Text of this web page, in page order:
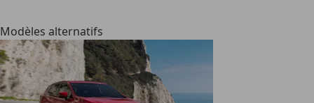
Modèles alternatifs